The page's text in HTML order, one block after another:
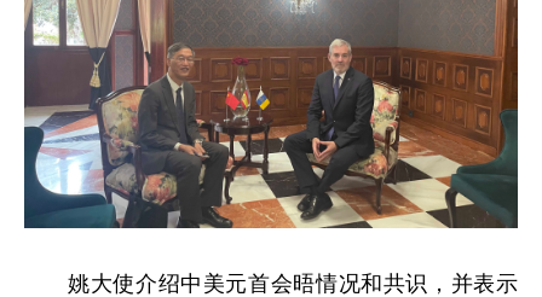
姚大使介绍中美元首会晤情况和共识，并表示